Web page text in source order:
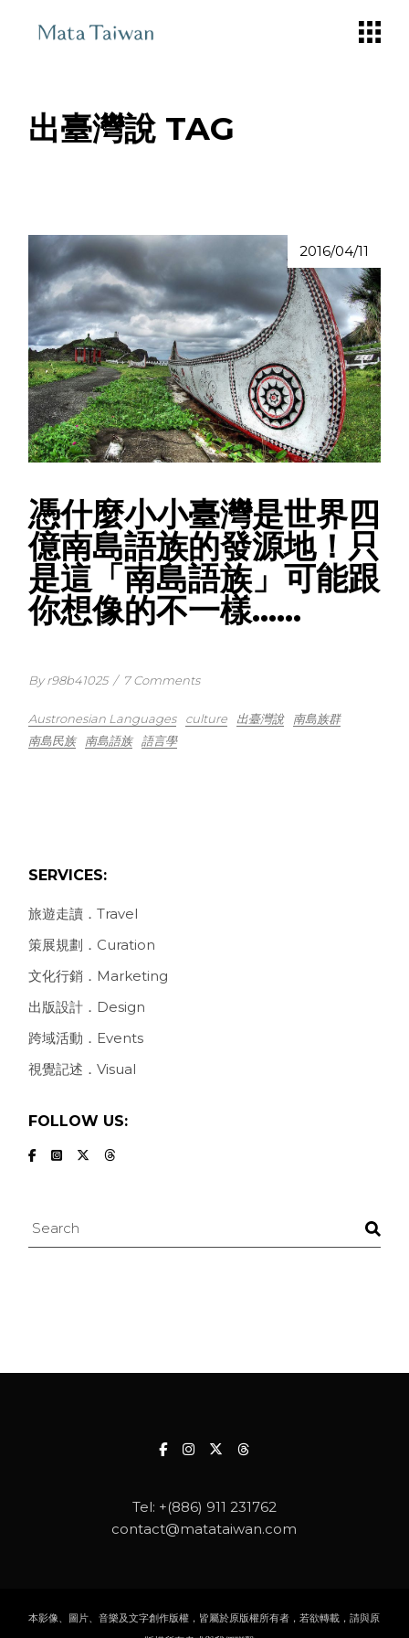
出臺灣說 TAG
2016/04/11
憑什麼小小臺灣是世界四
億南島語族的發源地！只
是這「南島語族」可能跟
你想像的不一樣……
By r98b41025 / 7 Comments
Austronesian Languages culture 出臺灣說
南島族群
南島民族
南島語族 語言學
SERVICES:
旅遊走讀．Travel
策展規劃．Curation
文化行銷．Marketing
出版設計．Design
跨域活動．Events
視覺記述．Visual
FOLLOW US:
Search
Tel: +(886) 911 231762
contact@matataiwan.com
本影像、圖片、音樂及文字創作版權，皆屬於原版權所有者，若欲轉載，請與原